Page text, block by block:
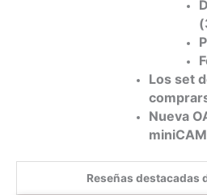
Los set
Nueva
Reseñas destacadas